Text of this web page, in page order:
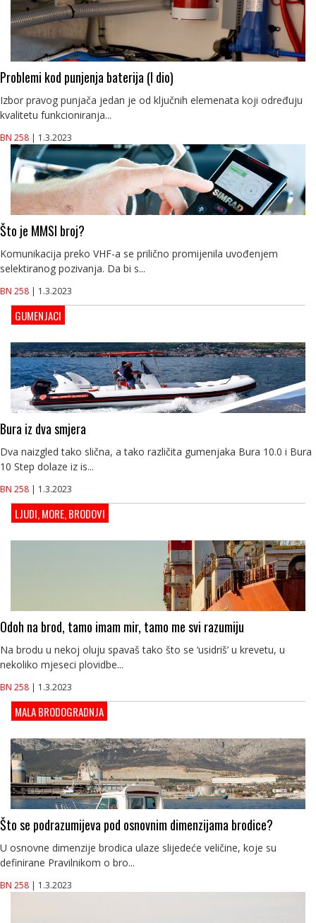
Problemi kod punjenja baterija (I dio)
Izbor pravog punjača jedan je od ključnih elemenata koji određuju
kvalitetu funkcioniranja...
BN 258 | 1.3.2023
Što je MMSI broj?
Komunikacija preko VHF-a se prilično promijenila uvođenjem
selektiranog pozivanja. Da bi s...
BN 258 | 1.3.2023
GUMENJACI
Bura iz dva smjera
Dva naizgled tako slična, a tako različita gumenjaka Bura 10.0 i Bura
10 Step dolaze iz is...
BN 258 | 1.3.2023
LJUDI, MORE, BRODOVI
Odoh na brod, tamo imam mir, tamo me svi razumiju
Na brodu u nekoj oluju spavaš tako što se ‘usidriš’ u krevetu, u
nekoliko mjeseci plovidbe...
BN 258 | 1.3.2023
MALA BRODOGRADNJA
Što se podrazumijeva pod osnovnim dimenzijama brodice?
U osnovne dimenzije brodica ulaze slijedeće veličine, koje su
definirane Pravilnikom o bro...
BN 258 | 1.3.2023